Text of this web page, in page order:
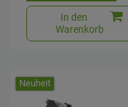
In den
Warenkorb
Neuheit